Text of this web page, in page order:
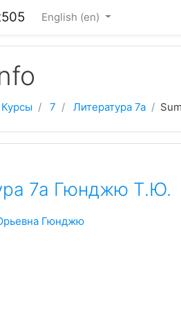
English ‎(en)‎
Курсы 7 Литература 7а
7а Гюнджю Т.Ю.
Гюнджю